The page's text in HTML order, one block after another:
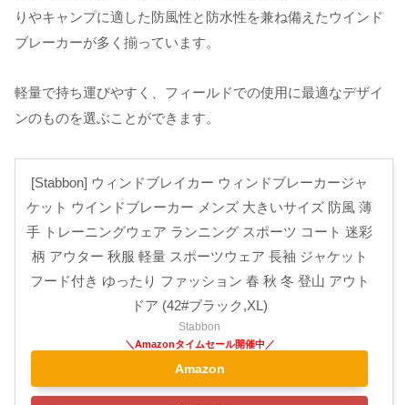
りやキャンプに適した防風性と防水性を兼ね備えたウインド
ブレーカーが多く揃っています。
軽量で持ち運びやすく、フィールドでの使用に最適なデザイ
ンのものを選ぶことができます。
[Stabbon] ウィンドブレイカー ウィンドブレーカージャ
ケット ウインドブレーカー メンズ 大きいサイズ 防風 薄
手 トレーニングウェア ランニング スポーツ コート 迷彩
柄 アウター 秋服 軽量 スポーツウェア 長袖 ジャケット
フード付き ゆったり ファッション 春 秋 冬 登山 アウト
ドア (42#ブラック,XL)
Stabbon
Amazon